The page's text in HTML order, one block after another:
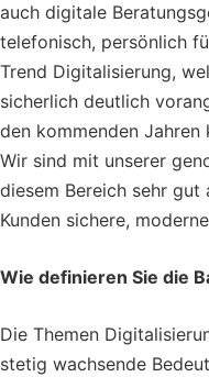
auch digitale
telefonisch, persönlich
Trend Digitalisierung,
sicherlich deutlich
den kommenden
Wir sind mit unserer
diesem Bereich sehr
Kunden sichere,
Wie definieren Sie die
Die Themen
stetig wachsende